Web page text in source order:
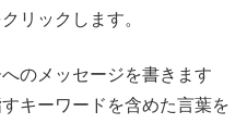
リックします。
のメッセージを書きます
キーワードを含めた言葉を